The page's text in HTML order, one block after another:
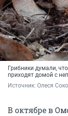
Грибники думали,
приходят домой с
Источник: Олеся
В октябре в